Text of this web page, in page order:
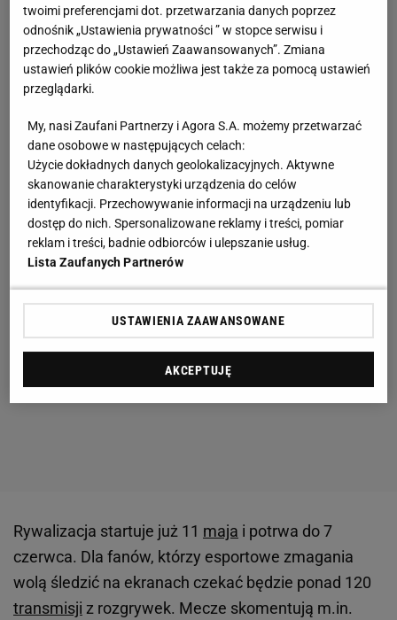
Rywalizacja startuje już 11 maja i potrwa do 7
czerwca. Dla fanów, którzy esportowe zmagania
wolą śledzić na ekranach czekać będzie ponad 120
transmisji z rozgrywek. Mecze skomentują m.in.
twoimi preferencjami dot. przetwarzania danych poprzez
odnośnik „Ustawienia prywatności ” w stopce serwisu i
przechodząc do „Ustawień Zaawansowanych”. Zmiana
ustawień plików cookie możliwa jest także za pomocą ustawień
przeglądarki.
My, nasi Zaufani Partnerzy i Agora S.A. możemy przetwarzać
dane osobowe w następujących celach:
Użycie dokładnych danych geolokalizacyjnych. Aktywne
skanowanie charakterystyki urządzenia do celów
identyfikacji. Przechowywanie informacji na urządzeniu lub
dostęp do nich. Spersonalizowane reklamy i treści, pomiar
reklam i treści, badnie odbiorców i ulepszanie usług.
Lista Zaufanych Partnerów
USTAWIENIA ZAAWANSOWANE
AKCEPTUJĘ